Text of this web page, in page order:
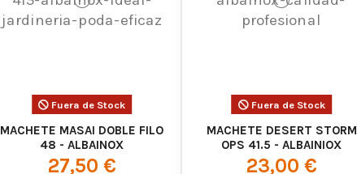
Fuera de Stock
MACHETE MASAI DOBLE FILO
48 - ALBAINOX
27,50 €
Fuera de Stock
MACHETE DESERT STORM
OPS 41.5 - ALBAINIOX
23,00 €